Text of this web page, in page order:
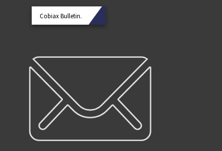
Cobiax Bulletin.